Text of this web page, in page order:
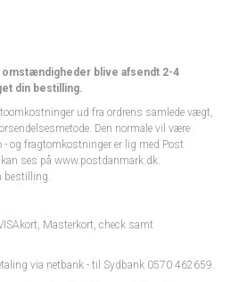
omstændigheder blive afsendt 2-4
din bestilling.
ud fra ordrens samlede vægt,
Den normale vil være
- og fragtomkostninger er lig med Post
ses på www.postdanmark.dk.
bestilling.
Masterkort, check samt
via netbank - til Sydbank 0570 462659.